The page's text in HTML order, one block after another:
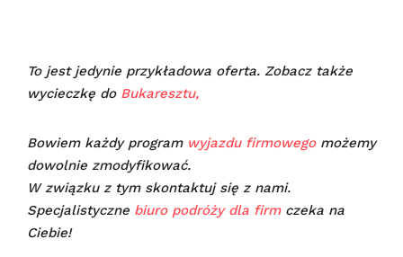
To jest jedynie przykładowa oferta. Zobacz także
wycieczkę do Bukaresztu,
Bowiem każdy program wyjazdu firmowegomożemy
dowolnie zmodyfikować.
W związku z tym skontaktuj się z nami.
Specjalistyczne biuro podróży dla firmczeka na
Ciebie!